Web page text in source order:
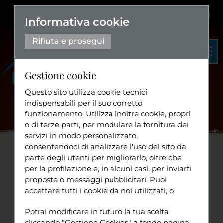
Dislessia Eng
Organigramma
Statuto
Diventa volontario
Sport
Home Progetti Solidarietà Namasté Udienza
Udienza dagli Ecc.mi
Capitani Reggenti
Informativa cookie
Rifiuta e prosegui
Gestione cookie
Questo sito utilizza cookie tecnici
indispensabili per il suo corretto
funzionamento. Utilizza inoltre cookie, propri
o di terze parti, per modulare la fornitura dei
servizi in modo personalizzato,
consentendoci di analizzare l'uso del sito da
parte degli utenti per migliorarlo, oltre che
per la profilazione e, in alcuni casi, per inviarti
proposte o messaggi pubblicitari. Puoi
accettare tutti i cookie da noi utilizzati, o
compaiono sulle pagine di questo sito,
Potrai modificare in futuro la tua scelta